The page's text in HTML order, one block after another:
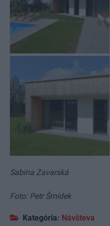
Sabína Zavarská
Foto: Petr Šmídek
Kategória: Návšteva